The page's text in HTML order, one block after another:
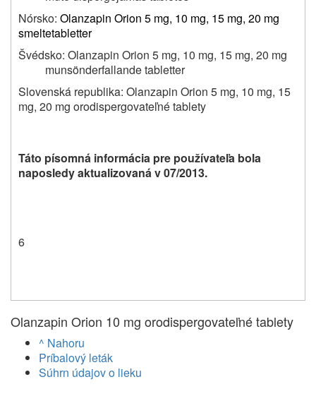
Nórsko: Olanzapin Orion 5 mg, 10 mg, 15 mg, 20 mg
smeltetabletter
Švédsko: Olanzapin Orion 5 mg, 10 mg, 15 mg, 20 mg
munsönderfallande tabletter
Slovenská republika: Olanzapin Orion 5 mg, 10 mg, 15
mg, 20 mg orodispergovateľné tablety
Táto písomná informácia pre používateľa bola
naposledyaktualizovaná v07/2013.
6
Olanzapin Orion 10 mg orodispergovateľné tablety
^ Nahoru
Príbalový leták
Súhrn údajov o lieku